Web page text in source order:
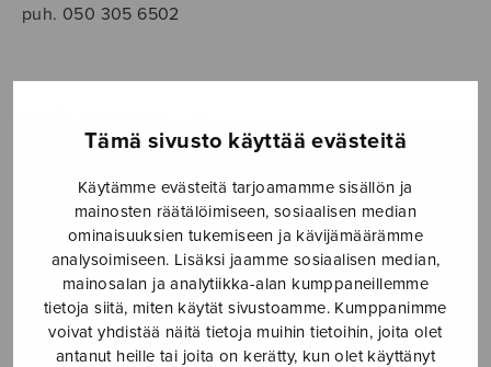
Tämä sivusto käyttää evästeitä
Käytämme evästeitä tarjoamamme sisällön ja
mainosten räätälöimiseen, sosiaalisen median
ominaisuuksien tukemiseen ja kävijämäärämme
analysoimiseen. Lisäksi jaamme sosiaalisen median,
mainosalan ja analytiikka-alan kumppaneillemme
tietoja siitä, miten käytät sivustoamme. Kumppanimme
voivat yhdistää näitä tietoja muihin tietoihin, joita olet
antanut heille tai joita on kerätty, kun olet käyttänyt
puh. 050 305 6502
Raatikkoon